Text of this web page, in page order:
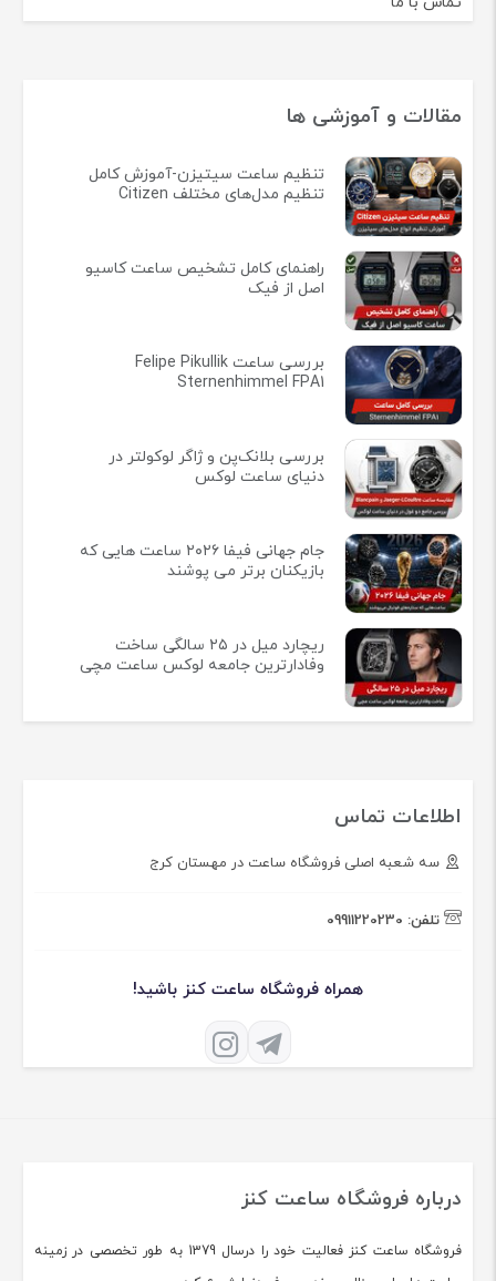
تضـمین کیفـیت
دسترسی سریع
درباره ما
شرایط مرجوع کردن اجناس
زمان ارسال کالا
قوانین و مقررات
خرید ساعت در کرج
پیگیری سفارشات
تماس با ما
مقالات و آموزشی ها
تنظیم ساعت سیتیزن-آموزش کامل
تنظیم مدل‌های مختلف Citizen
بازیکنان برتر می پوشند